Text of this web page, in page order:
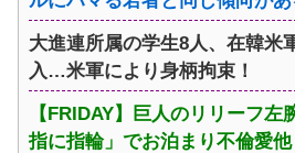
大進連所属の学生8人、在韓米
入…米軍により身柄拘束！
【FRIDAY】巨人のリリーフ
指に指輪」でお泊まり不倫愛他